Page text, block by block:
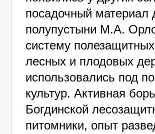
посадочный материал
полупустыни М.А.
систему
лесных и плодовых
использовались под
культур. Активная
Богдинской
питомники, опыт